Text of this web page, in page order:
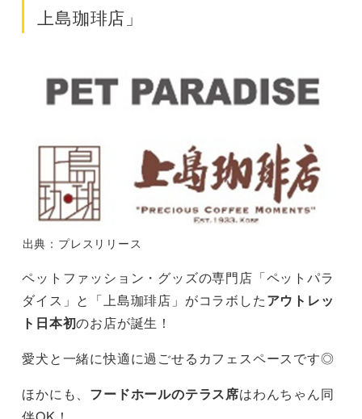
上島珈琲店」
出典：プレスリリース
ペットファッション・グッズの専門店「ペットパラ
ダイス」と「上島珈琲店」がコラボしたアウトレッ
ト日本初のお店が誕生！
愛犬と一緒に快適に過ごせるカフェスペースです◎
ほかにも、 フードホールのテラス席はわんちゃん同